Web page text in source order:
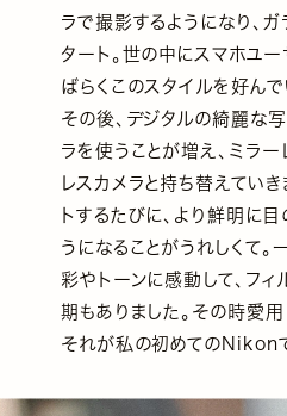
ラで撮影するようになり、
タート。世の中にスマホユ
ばらくこのスタイルを好んで
その後、デジタルの綺麗な
ラを使うことが増え、ミラー
レスカメラと持ち替えてい
トするたびに、より鮮明に
うになることがうれしくて。
彩やトーンに感動して、フ
期もありました。その時愛
それが私の初めてのNikonで